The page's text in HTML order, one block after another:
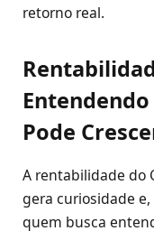
retorno real.
Pode
A rentabilidade do
gera curiosidade
quem busca